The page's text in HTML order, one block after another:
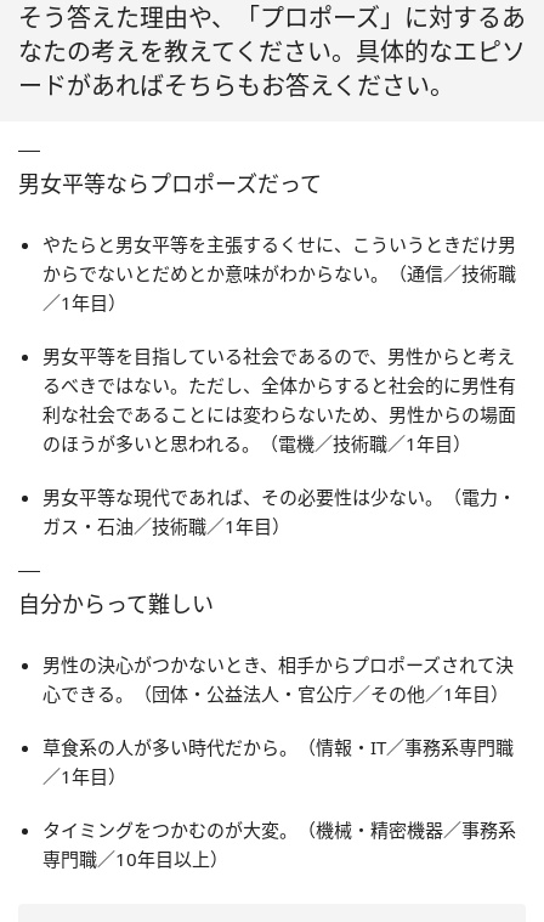
そう答えた理由や、「プロポーズ」に対するあ
なたの考えを教えてください。具体的なエピソ
ードがあればそちらもお答えください。
男女平等ならプロポーズだって
やたらと男女平等を主張するくせに、こういうときだけ男
からでないとだめとか意味がわからない。（通信／技術職
／1年目）
男女平等を目指している社会であるので、男性からと考え
るべきではない。ただし、全体からすると社会的に男性有
利な社会であることには変わらないため、男性からの場面
のほうが多いと思われる。（電機／技術職／1年目）
男女平等な現代であれば、その必要性は少ない。（電力・
ガス・石油／技術職／1年目）
自分からって難しい
男性の決心がつかないとき、相手からプロポーズされて決
心できる。（団体・公益法人・官公庁／その他／1年目）
草食系の人が多い時代だから。（情報・IT／事務系専門職
／1年目）
タイミングをつかむのが大変。（機械・精密機器／事務系
専門職／10年目以上）